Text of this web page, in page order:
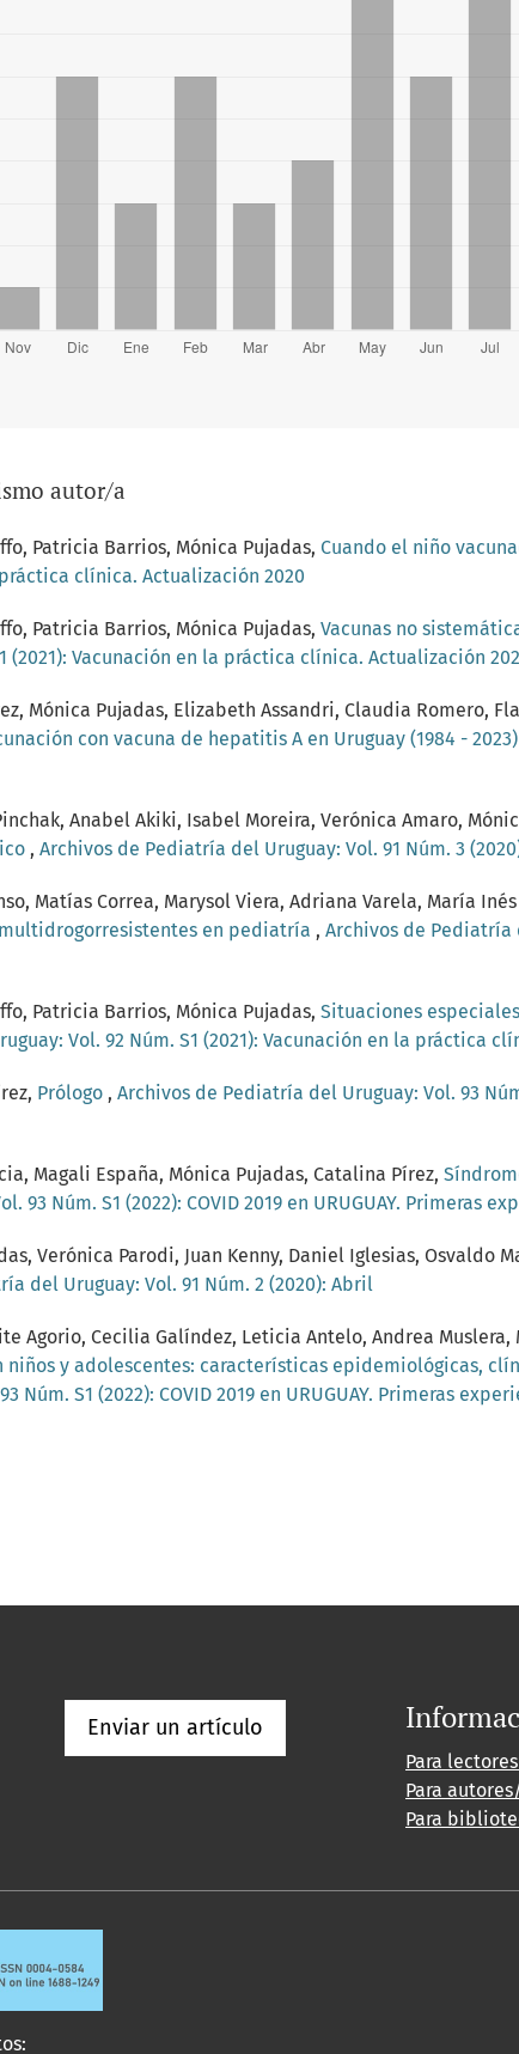
autor/a
Patricia Barrios, Mónica Pujadas, Cuando el niño
clínica. Actualización 2020
Patricia Barrios, Mónica Pujadas, Vacunas no
(2021): Vacunación en la práctica clínica. Actualización
Mónica Pujadas, Elizabeth Assandri, Claudia Romero,
con vacuna de hepatitis A en Uruguay (1984 - 2023)
Anabel Akiki, Isabel Moreira, Verónica Amaro,
, Archivos de Pediatría del Uruguay: Vol. 91 Núm. 3
Matías Correa, Marysol Viera, Adriana Varela, María
en pediatría , Archivos de Pediatría
Patricia Barrios, Mónica Pujadas, Situaciones
Vol. 92 Núm. S1 (2021): Vacunación en la práctica
Prólogo , Archivos de Pediatría del Uruguay: Vol. 93
Magali España, Mónica Pujadas, Catalina Pírez,
93 Núm. S1 (2022): COVID 2019 en URUGUAY. Primeras
Verónica Parodi, Juan Kenny, Daniel Iglesias, Osvaldo
del Uruguay: Vol. 91 Núm. 2 (2020): Abril
Agorio, Cecilia Galíndez, Leticia Antelo, Andrea
en niños y adolescentes: características epidemiológicas,
Núm. S1 (2022): COVID 2019 en URUGUAY. Primeras
Enviar un artículo
Para
Para
Para